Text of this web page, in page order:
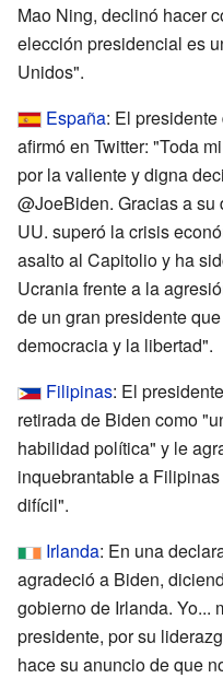
Mao Ning, declinó hacer
elección presidencial es
Unidos".
España: El
afirmó en Twitter: "Toda
por la valiente y digna
@JoeBiden. Gracias a
UU. superó la crisis
asalto al Capitolio y ha
Ucrania frente a la
de un gran presidente
democracia y la libertad".
Filipinas: El presidente
retirada de Biden como
habilidad política" y le
inquebrantable a
difícil".
Irlanda: En una
agradeció a Biden,
gobierno de Irlanda. Yo...
presidente, por su
hace su anuncio de que